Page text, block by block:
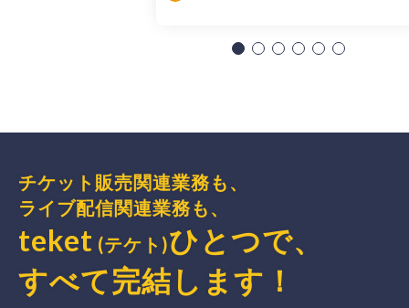
チケット販売関連業務も、
ライブ配信関連業務も、
teket (テケト)ひとつで、
すべて完結 します ！